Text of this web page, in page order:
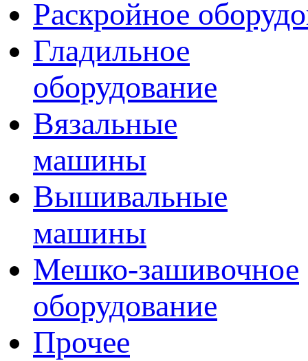
Раскройное
Гладильное
оборудование
Вязальные
машины
Вышивальные
машины
Мешко-зашивочное
оборудование
Прочее